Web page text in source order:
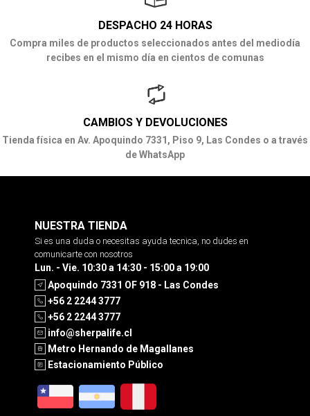
DESPACHO 24 HORAS
Compra miles de productos seleccionados antes del mediodía
recibes en el mismo día en cientos de comunas
CAMBIOS Y DEVOLUCIONES
Tienda física en Av. Apoquindo 7331, Piso 9, Las Condes o a través
de WhatsApp
NUESTRA TIENDA
Si es una duda o necesitas ayuda tecnica, no dudes en
comunicarte con nosotros
Lun. - Vie. 10:30 a 14:30 - 15:00 a 19:00
Apoquindo 7331 OF 918 - Las Condes
+56 2 2244 3777
+56 2 2244 3777
info@sherpalife.cl
Metro Hernando de Magallanes
Estacionamiento Público